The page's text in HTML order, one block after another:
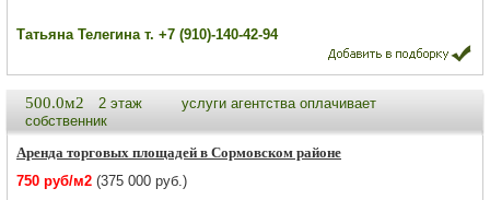
Татьяна Телегина т. +7 (910)-140-42-94
500.0м2 2 этаж
услуги агентства оплачивает
собственник
Аренда торговых площадей в Сормовском районе
750 руб/м2 (375 000 руб.)